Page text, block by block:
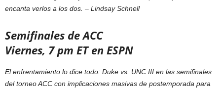
encanta verlos a los dos. – Lindsay Schnell
Semifinales de ACC
Viernes, 7 pm ET en ESPN
El enfrentamiento lo dice todo: Duke vs. UNC III en las semifinales
del torneo ACC con implicaciones masivas de postemporada para